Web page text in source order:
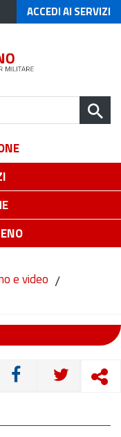
ACCEDI AI SERVIZI
e video /
CONDIVIDI